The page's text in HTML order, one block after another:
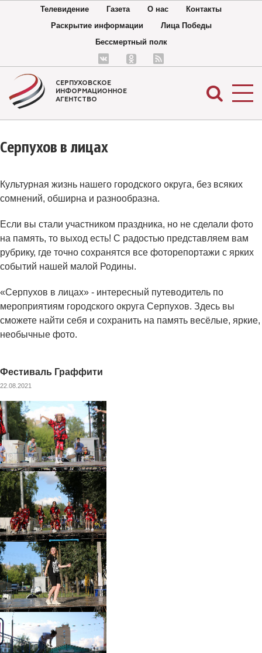
Телевидение Газета О нас
Контакты
Раскрытие информации
Лица Победы
Бессмертный полк
СЕРПУХОВСКОЕ
ИНФОРМАЦИОННОЕ
АГЕНТСТВО
Серпухов в лицах
Культурная жизнь нашего городского округа, без всяких
сомнений, обширна и разнообразна.
Если вы стали участником праздника, но не сделали фото
на память, то выход есть! С радостью представляем вам
рубрику, где точно сохранятся все фоторепортажи с ярких
событий нашей малой Родины.
«Серпухов в лицах» - интересный путеводитель по
мероприятиям городского округа Серпухов. Здесь вы
сможете найти себя и сохранить на память весёлые, яркие,
необычные фото.
Фестиваль Граффити
22.08.2021